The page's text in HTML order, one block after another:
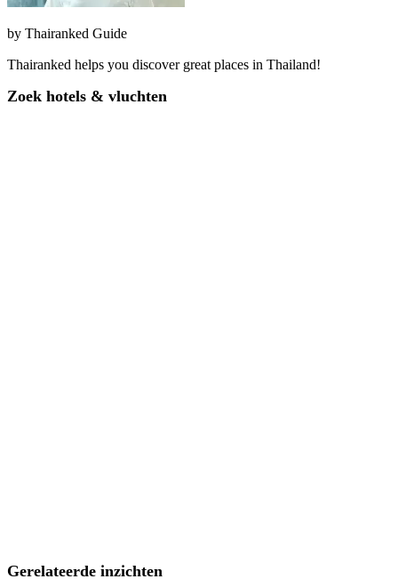
by Thairanked Guide
Thairanked helps you discover great places in Thailand!
Zoek hotels & vluchten
Gerelateerde inzichten